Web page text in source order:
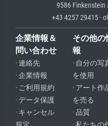
9586 Finkenstein
+43 4257 29415 ·
企業情報＆
問い合わせ
· 連絡先
· 企業情報
· ご利用規約
· データ保護
· キャンセル
その他の
報
· 自分の写
を使用
· アート作
を売る
· 品質